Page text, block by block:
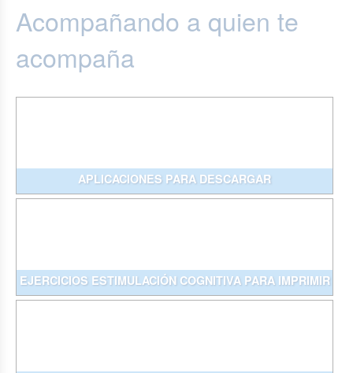
Acompañando a quien te
acompaña
APLICACIONES PARA DESCARGAR
EJERCICIOS ESTIMULACIÓN COGNITIVA PARA IMPRIMIR